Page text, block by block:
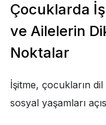
Çocuklarda
ve Ailelerin
Noktalar
İşitme, çocukların
sosyal yaşamları